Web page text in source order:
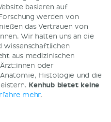
basieren auf
werden von
das Vertrauen von
Wir halten uns an die
wissenschaftlichen
aus medizinischen
oder
Histologie und die
Kenhub bietet keine
mehr.